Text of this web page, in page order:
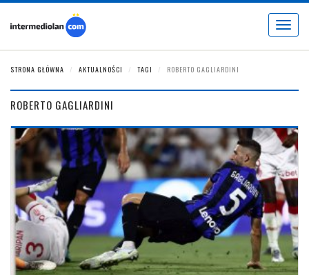
Toggle
STRONA GŁÓWNA AKTUALNOŚCI TAGI ROBERTO GAGLIARDINI
ROBERTO GAGLIARDINI